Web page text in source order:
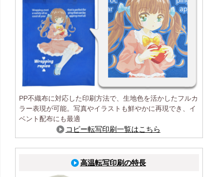
PP不織布に対応した印刷方法で、生地色を活かしたフルカ
ラー表現が可能。写真やイラストも鮮やかに再現でき、イ
ベント配布にも最適
コピー転写印刷一覧はこちら
高温転写印刷の特長